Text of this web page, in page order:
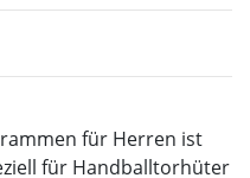
für Herren ist
für Handballtorhüter